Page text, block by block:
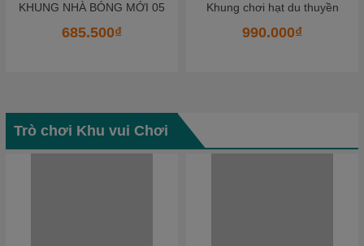
KHUNG NHÀ BÓNG MỚI 05
685.500₫
Khung chơi hạt du thuyền
990.000₫
Trò chơi Khu vui Chơi